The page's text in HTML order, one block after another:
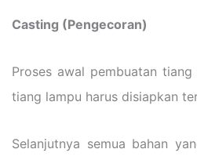
Casting (Pengecoran)
Proses awal pembuatan
tiang lampu harus disiapkan
Selanjutnya semua bahan